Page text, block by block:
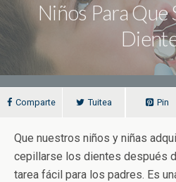
Niños Para Que
Comparte Tuitea Pin
Que nuestros niños y niñas
cepillarse los dientes después
tarea fácil para los padres. Es